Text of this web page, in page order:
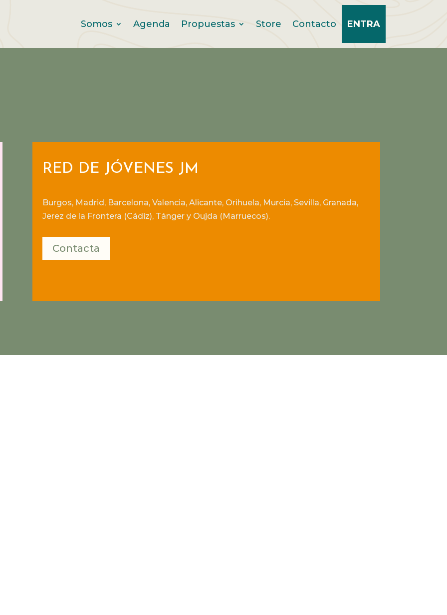
Somos Agenda Propuestas Store Contacto ENTRA
RED DE JÓVENES JM
Burgos, Madrid, Barcelona, Valencia, Alicante, Orihuela, Murcia, Sevilla, Granada,
Jerez de la Frontera (Cádiz), Tánger y Oujda (Marruecos).
Contacta